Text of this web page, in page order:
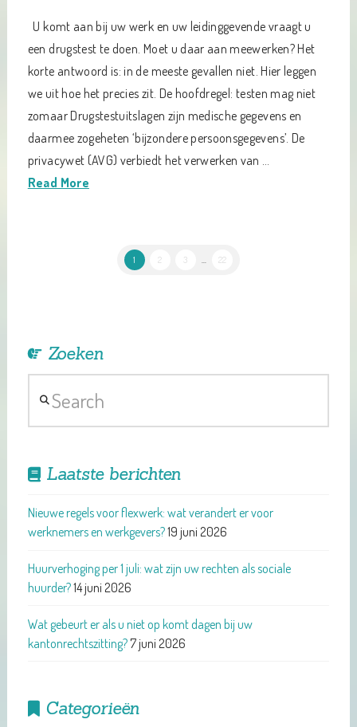
U komt aan bij uw werk en uw leidinggevende vraagt u
een drugstest te doen. Moet u daar aan meewerken? Het
korte antwoord is: in de meeste gevallen niet. Hier leggen
we uit hoe het precies zit. De hoofdregel: testen mag niet
zomaar Drugstestuitslagen zijn medische gegevens en
daarmee zogeheten ‘bijzondere persoonsgegevens’. De
privacywet (AVG) verbiedt het verwerken van …
Read More
1 2 3 ... 22
Zoeken
Laatste berichten
Nieuwe regels voor flexwerk: wat verandert er voor
werknemers en werkgevers?19 juni 2026
Huurverhoging per 1 juli: wat zijn uw rechten als sociale
huurder?14 juni 2026
Wat gebeurt er als u niet op komt dagen bij uw
kantonrechtszitting?7 juni 2026
Categorieën